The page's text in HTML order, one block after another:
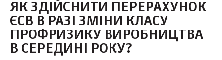
ЯК ЗДІЙСНИТИ ПЕРЕРАХУНОК
ЄСВ В РАЗІ ЗМІНИ КЛАСУ
ПРОФРИЗИКУ ВИРОБНИЦТВА
В СЕРЕДИНІ РОКУ?